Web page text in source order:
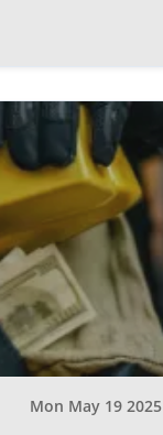
Mon May 19 2025